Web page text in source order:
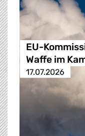
EU-
Waffe im
17.07.2026